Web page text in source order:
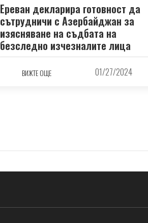
Ереван декларира готовност да
сътрудничи с Азербайджан за
изясняване на съдбата на
безследно изчезналите лица
ВИЖТЕ ОЩЕ 01/27/2024